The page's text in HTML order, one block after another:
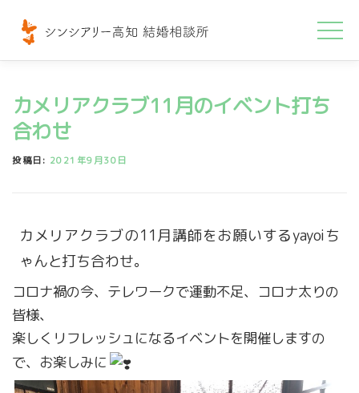
テ
カメリアクラブ11月のイベント打ち
合わせ
投稿日: 2021年9月30日
カメリアクラブの11月講師をお願いするyayoiち
ゃんと打ち合わせ。
コロナ禍の今、テレワークで運動不足、コロナ太りの
皆様、
楽しくリフレッシュになるイベントを開催しますの
で、お楽しみに